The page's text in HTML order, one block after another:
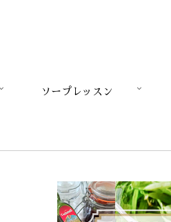
ソープレッスン